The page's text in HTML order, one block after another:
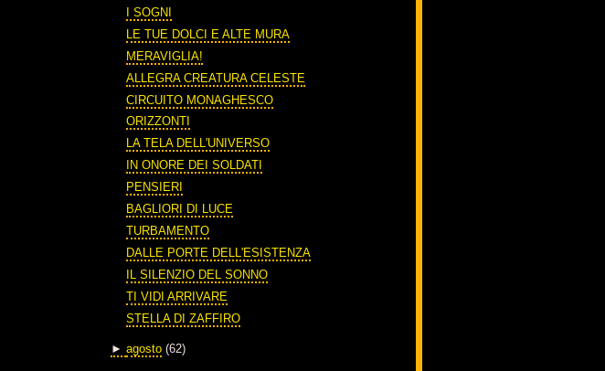
I SOGNI
LE TUE DOLCI E ALTE MURA
MERAVIGLIA!
ALLEGRA CREATURA CELESTE
CIRCUITO MONAGHESCO
ORIZZONTI
LA TELA DELL'UNIVERSO
IN ONORE DEI SOLDATI
PENSIERI
BAGLIORI DI LUCE
TURBAMENTO
DALLE PORTE DELL'ESISTENZA
IL SILENZIO DEL SONNO
TI VIDI ARRIVARE
STELLA DI ZAFFIRO
► agosto (62)